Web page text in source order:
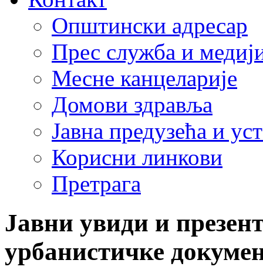
Општински адресар
Прес служба и
Месне канцеларије
Домови здравља
Јавна предузећа и
Корисни линкови
Претрага
Јавни увиди и
урбанистичке